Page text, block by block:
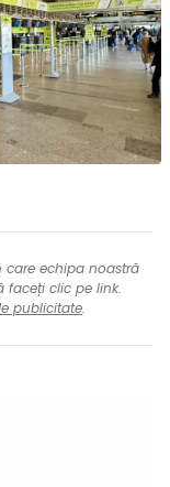
care echipa noastră
faceți clic pe link.
publicitate.